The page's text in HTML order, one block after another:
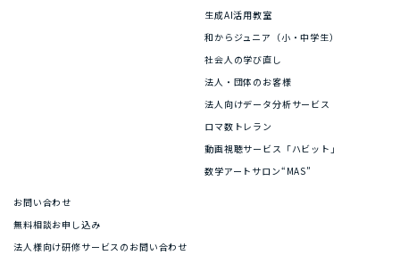
生成AI活用教室
和からジュニア（小・中学生）
社会人の学び直し
法人・団体のお客様
法人向けデータ分析サービス
ロマ数トレラン
動画視聴サービス「ハビット」
数学アートサロン“MAS”
お問い合わせ
無料相談お申し込み
法人様向け研修サービスのお問い合わせ